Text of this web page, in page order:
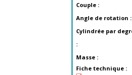
Couple :
Angle de rotation :
Cylindrée par
:
Masse :
Fiche technique :